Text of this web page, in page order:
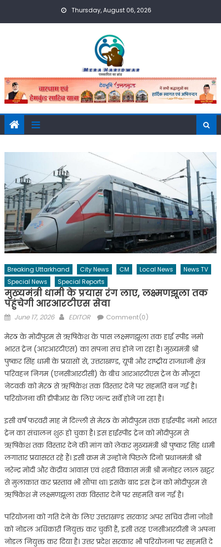
Thursday, August 06, 2026
Breaking Uttarkhand City News CM Local News
News TV
Special News
Special Reports
मुख्यमंत्री धामी के प्रयास रंग लाए, लक्ष्मणझूला तक
पहुंचेगी आरआरटीएस सेवा
Posted
June 17, 2026 Author
EDITOR Comment(0)
मेरठ के मोदीपुरम से ऋषिकेश के पास लक्ष्मणझूला तक हाई स्पीड नमो
भारत ट्रेन (आरआरटीएस) का सपना सच होने जा रहा है। मुख्यमंत्री श्री
पुष्कर सिंह धामी के प्रयासों से, उत्तराखण्ड, यूपी और राष्ट्रीय राजधानी क्षेत्र
परिवहन निगम (एनसीआरटीसी) के बीच आरआरटीएस ट्रेन के मौजूदा
नेटवर्क को मेरठ से ऋषिकेश तक विस्तार देने पर सहमति बन गई है।
परियोजना की डीपीआर के लिए जल्द सर्वे होने जा रहा है।
इसी वर्ष फरवरी माह में दिल्ली से मेरठ के मोदीपुरम तक हाईस्पीड नमो भारत
ट्रेन का संचालन शुरू हो चुका है। इस हाईस्पीड ट्रेन को मोदीपुरम से
ऋषिकेश तक विस्तार देने की मांग को लेकर मुख्यमंत्री श्री पुष्कर सिंह धामी
लगातार प्रयासरत रहे हैं। इसी क्रम में उन्होंने पिछले दिनों प्रधानमंत्री श्री
नरेन्द्र मोदी और केंद्रीय आवास एवं शहरी विकास मंत्री श्री मनोहर लाल खट्टर
से मुलाकात कर प्रस्ताव भी सौंपा था। इसके बाद इस ट्रेन को मोदीपुरम से
ऋषिकेश में लक्ष्मणझूला तक विस्तार देने पर सहमति बन गई है।
परियोजना को गति देने के लिए उत्तराखण्ड सरकार अपर सचिव रीना जोशी
को नोडल अधिकारी नियुक्त कर चुकी है, इसी तरह एनसीआरटीसी ने अपना
नोडल नियुक्त कर दिया है। उत्तर प्रदेश सरकार भी परियोजना पर सहमति दे